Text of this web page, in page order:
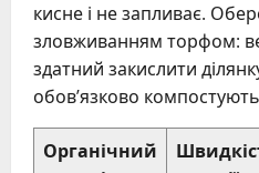
кисне і не запливає.
зловживанням торфом:
здатний закислити
обов’язково
Органічний